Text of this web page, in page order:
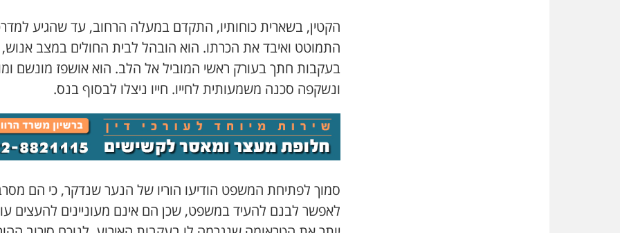
הקטין, בשארית כוחותיו, התקדם במעלה הרחוב, עד שהגיע
התמוטט ואיבד את הכרתו. הוא הובהל לבית החולים במצב אנוש,
בעקבות חתך בעורק ראשי המוביל אל הלב. הוא אושפז מונשם
ונשקפה סכנה משמעותית לחייו. חייו ניצלו לבסוף בנס.
סמוך לפתיחת המשפט הודיעו הוריו של הנער שנדקר, כי הם
לאפשר לבנם להעיד במשפט, שכן הם אינם מעוניינים להעצים